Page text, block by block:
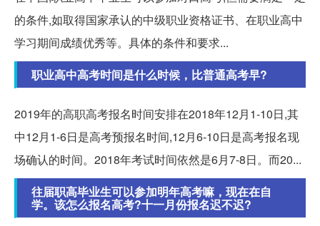
的条件,如取得国家承认的中级职业资格证书、在职业高中
学习期间成绩优秀等。具体的条件和要求...
职业高中高考时间是什么时候，比普通高考早?
2019年的高职高考报名时间安排在2018年12月1-10日,其
中12月1-6日是高考预报名时间,12月6-10日是高考报名现
场确认的时间。2018年考试时间依然是6月7-8日。而20...
往届职高毕业生可以参加明年高考嘛，现在在自
学。该怎么报名高考?十一月份报名迟不迟?